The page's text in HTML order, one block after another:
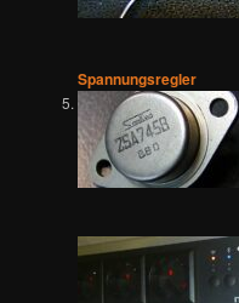
Spannungsregler